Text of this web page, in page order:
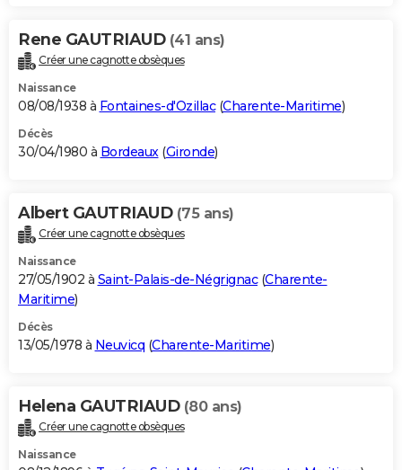
Rene GAUTRIAUD (41 ans)
Créer une cagnotte obsèques
Naissance
08/08/1938 à Fontaines-d'Ozillac(Charente-Maritime)
Décès
30/04/1980 à Bordeaux(Gironde)
Albert GAUTRIAUD (75 ans)
Créer une cagnotte obsèques
Naissance
27/05/1902 à Saint-Palais-de-Négrignac(Charente-
Maritime)
Décès
13/05/1978 à Neuvicq (Charente-Maritime)
Helena GAUTRIAUD (80 ans)
Créer une cagnotte obsèques
Naissance